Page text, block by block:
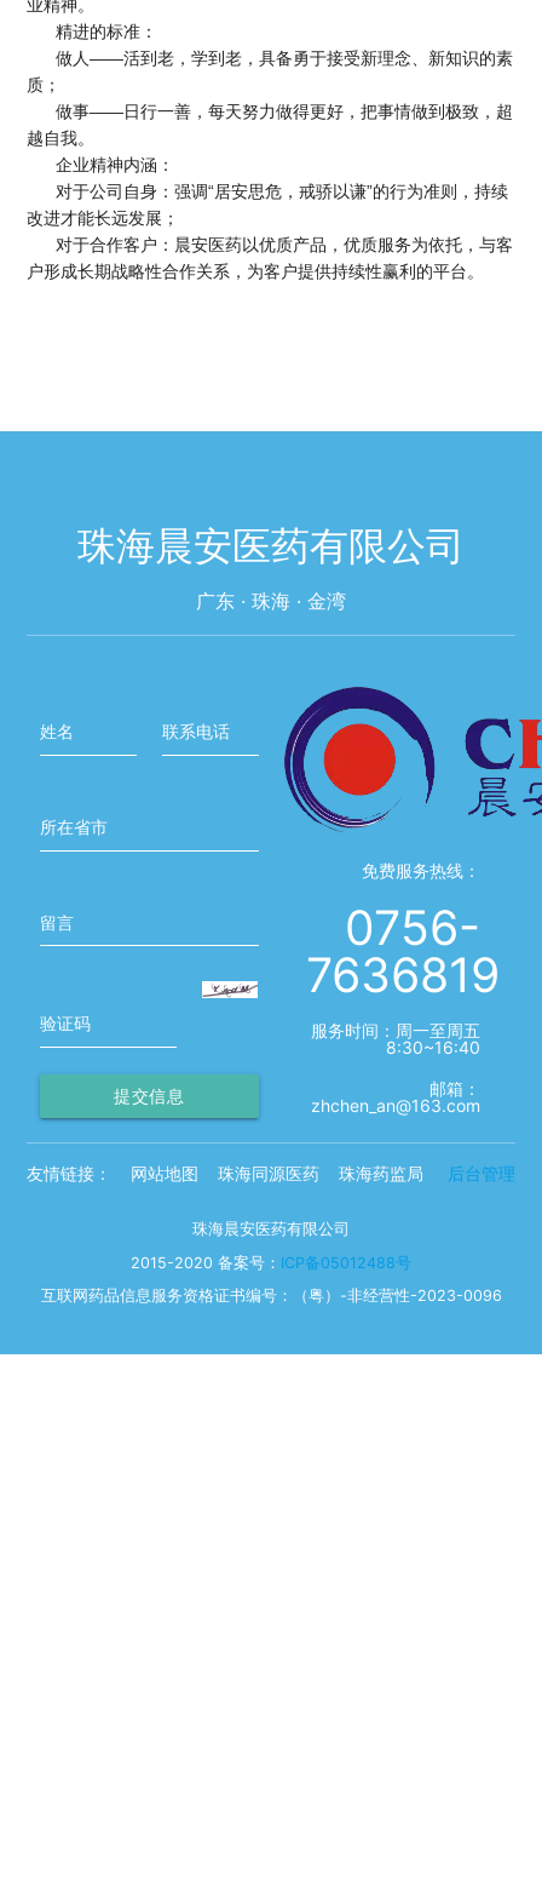
业精神。
精进的标准：
做人——活到老，学到老，具备勇于接受新理念、新知识的素
质；
做事——日行一善，每天努力做得更好，把事情做到极致，超
越自我。
企业精神内涵：
对于公司自身：强调“居安思危，戒骄以谦”的行为准则，持续
改进才能长远发展；
对于合作客户：晨安医药以优质产品，优质服务为依托，与客
户形成长期战略性合作关系，为客户提供持续性赢利的平台。
珠海晨安医药有限公司
广东 · 珠海 · 金湾
姓名 联系电话
所在省市
留言
验证码
提交信息
免费服务热线：
0756-
7636819
服务时间：周一至周五
8:30~16:40
邮箱：
zhchen_an@163.com
友情链接： 网站地图 珠海同源医药 珠海药监局 后台管理
珠海晨安医药有限公司
2015-2020 备案号： ICP备05012488号
互联网药品信息服务资格证书编号：（粤）-非经营性-2023-0096